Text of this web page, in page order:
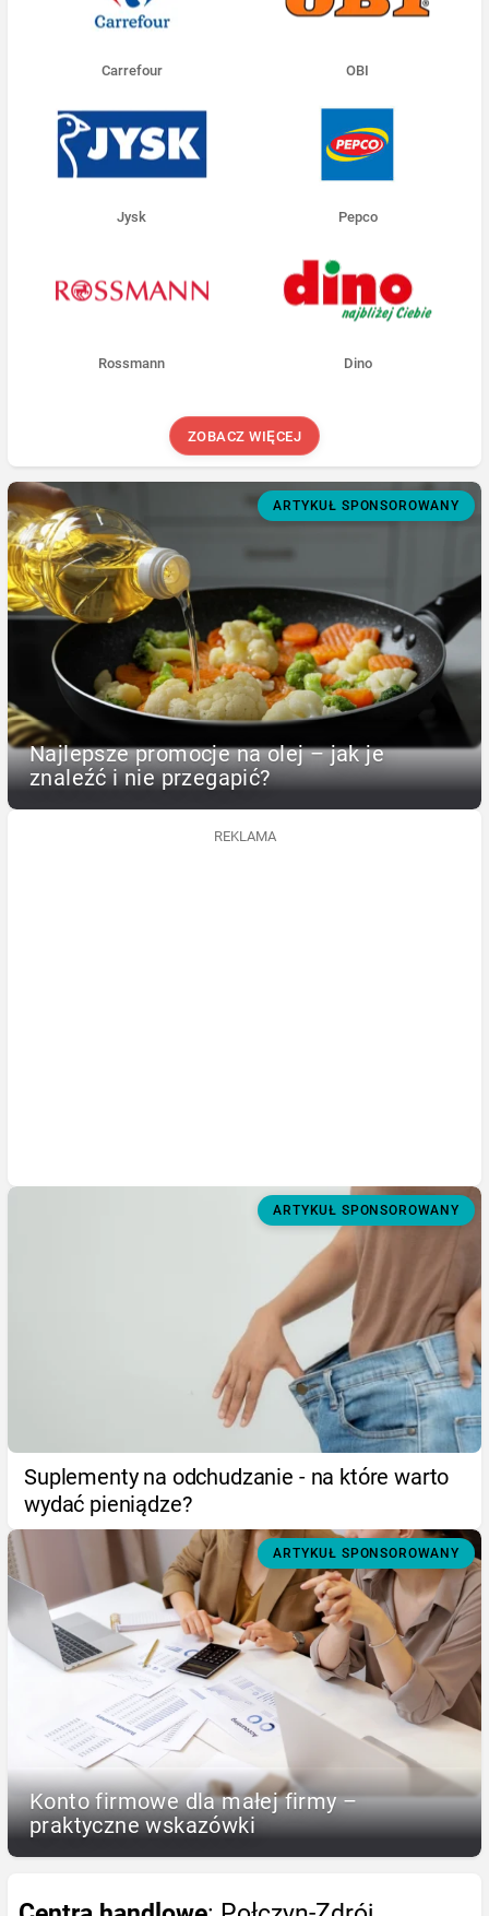
Carrefour OBI
Jysk Pepco
Rossmann Dino
ZOBACZ WIĘCEJ
ARTYKUŁ SPONSOROWANY
Najlepsze promocje na olej – jak je
znaleźć i nie przegapić?
REKLAMA
ARTYKUŁ SPONSOROWANY
Suplementy na odchudzanie - na które warto
wydać pieniądze?
ARTYKUŁ SPONSOROWANY
Konto firmowe dla małej firmy –
praktyczne wskazówki